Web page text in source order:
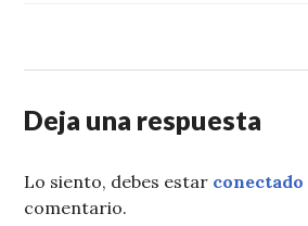
Deja una respuesta
Lo siento, debes estar conectado
comentario.